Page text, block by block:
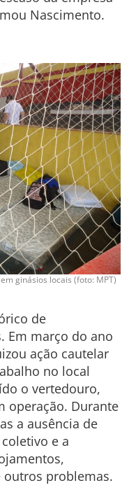
Nascimento.
ginásios locais (foto: MPT)
de
Em março do ano
ação cautelar
no local
o vertedouro,
operação. Durante
a ausência de
e a
problemas.